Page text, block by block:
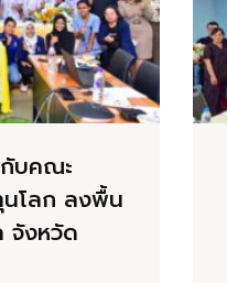
บคณะ
นโลก ลงพื้น
จังหวัด